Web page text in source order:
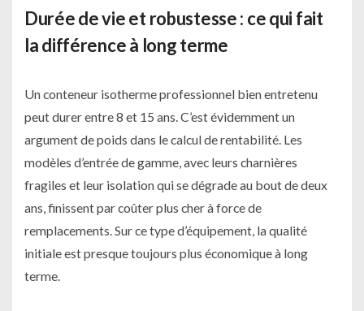
Durée de vie et robustesse : ce qui fait
la différence à long terme
Un conteneur isotherme professionnel bien entretenu
peut durer entre 8 et 15 ans. C’est évidemment un
argument de poids dans le calcul de rentabilité. Les
modèles d’entrée de gamme, avec leurs charnières
fragiles et leur isolation qui se dégrade au bout de deux
ans, finissent par coûter plus cher à force de
remplacements. Sur ce type d’équipement, la qualité
initiale est presque toujours plus économique à long
terme.